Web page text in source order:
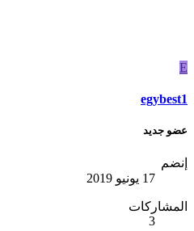
E
egybest1
عضو جديد
إنضم
17 يونيو 2019
المشاركات
3